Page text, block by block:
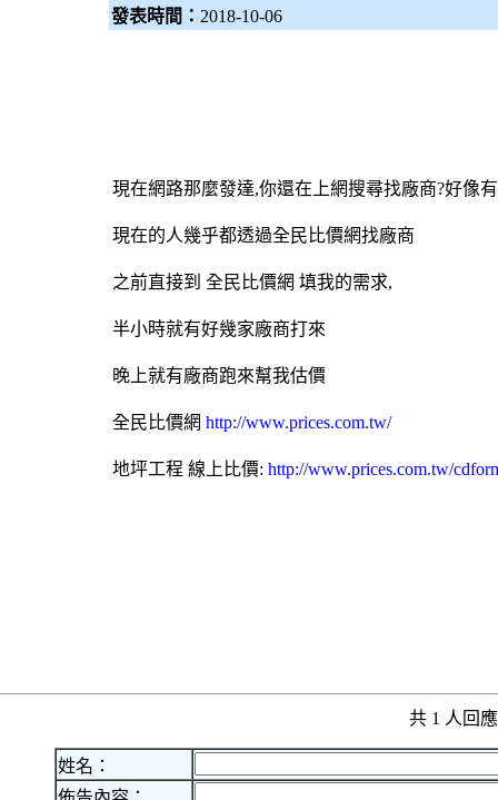
發表時間： 2018-10-06
現在網路那麼發達,你還在上網搜尋找廠商?好像
現在的人幾乎都透過全民比價網找廠商
之前直接到 全民比價網 填我的需求,
半小時就有好幾家廠商打來
晚上就有廠商跑來幫我估價
全民比價網 http://www.prices.com.tw/
地坪工程 線上比價: http://www.prices.com.tw/
共 1 人回
姓名：